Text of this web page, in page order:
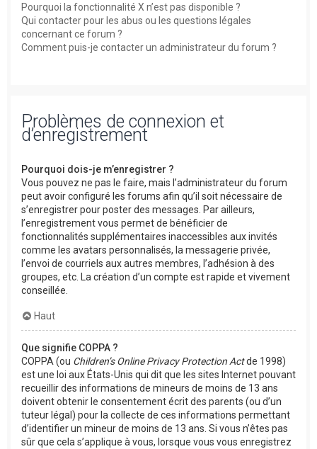
Pourquoi la fonctionnalité X n’est pas disponible ?
Qui contacter pour les abus ou les questions légales
concernant ce forum ?
Comment puis-je contacter un administrateur du forum ?
Problèmes de connexion et
d’enregistrement
Pourquoi dois-je m’enregistrer ?
Vous pouvez ne pas le faire, mais l’administrateur du forum
peut avoir configuré les forums afin qu’il soit nécessaire de
s’enregistrer pour poster des messages. Par ailleurs,
l’enregistrement vous permet de bénéficier de
fonctionnalités supplémentaires inaccessibles aux invités
comme les avatars personnalisés, la messagerie privée,
l’envoi de courriels aux autres membres, l’adhésion à des
groupes, etc. La création d’un compte est rapide et vivement
conseillée.
Haut
Que signifie COPPA ?
COPPA (ou Children’s Online Privacy Protection Actde 1998)
est une loi aux États-Unis qui dit que les sites Internet pouvant
recueillir des informations de mineurs de moins de 13 ans
doivent obtenir le consentement écrit des parents (ou d’un
tuteur légal) pour la collecte de ces informations permettant
d’identifier un mineur de moins de 13 ans. Si vous n’êtes pas
sûr que cela s’applique à vous, lorsque vous vous enregistrez